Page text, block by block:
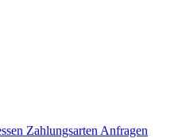
Zahlungsarten Anfragen